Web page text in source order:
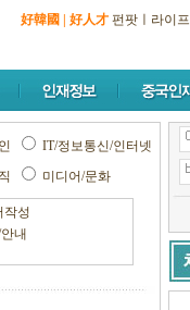
好韓國 好人才 펀팟 라이프
IT/정보통신/인터넷
미디어/문화
작성
내